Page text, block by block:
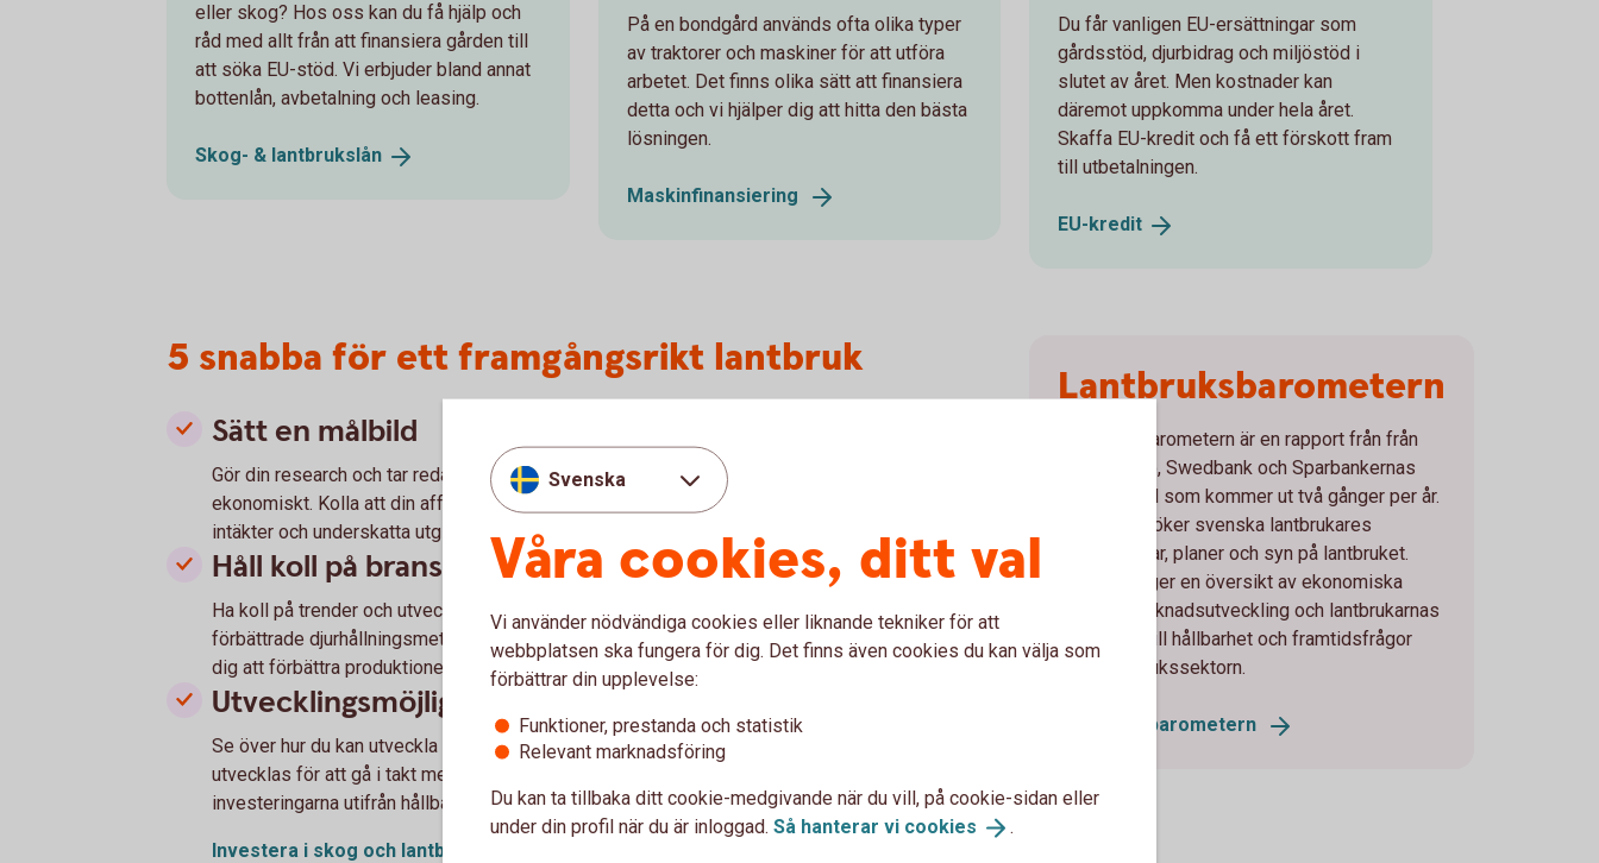
eller skog? Hos oss kan du få hjälp och
råd med allt från att finansiera gården till
att söka EU-stöd. Vi erbjuder bland annat
bottenlån, avbetalning och leasing.
Skog- & lantbrukslån
På en bondgård används ofta olika typer
av traktorer och maskiner för att utföra
arbetet. Det finns olika sätt att finansiera
detta och vi hjälper dig att hitta den bästa
lösningen.
Maskinfinansiering
Du får vanligen EU-ersättningar som
gårdsstöd, djurbidrag och miljöstöd i
slutet av året. Men kostnader kan
däremot uppkomma under hela året.
Skaffa EU-kredit och få ett förskott fram
till utbetalningen.
EU-kredit
5 snabba för ett framgångsrikt lantbruk
Sätt en målbild
Gör din research och tar reda på vad som krävs av dig, både tidsmässigt och
ekonomiskt. Kolla att din affärsidé är vettig - undvik glädjekalkyler, som att överskatta
intäkter och underskatta utgifter.
Håll koll på branschen
Ha koll på trender och utveckling inom jordbruksbranschen såsom nya odlingstekniker till
förbättrade djurhållningsmetoder. Rådgivning, branschdagar och studiebesök kan hjälpa
dig att förbättra produktionen och stärka din ställning på marknaden.
Utvecklingsmöjligheter
Se över hur du kan utveckla ditt företag. Fundera över hur företagets affärsmodell ska
utvecklas för att gå i takt med den gröna omställningen. En bra start är att värdera
investeringarna utifrån hållbarhetsperspektiv.
Investera i skog och lantbruk med hållbarhet i
Lantbruksbarometern
Lantbruksbarometern är en rapport från från
Ludvig & Co, Swedbank och Sparbankernas
Riksförbund som kommer ut två gånger per år.
Den undersöker svenska lantbrukares
förväntningar, planer och syn på lantbruket.
Rapporten ger en översikt av ekonomiska
trender, marknadsutveckling och lantbrukarnas
inställning till hållbarhet och framtidsfrågor
inom lantbrukssektorn.
Lantbruksbarometern
Svenska
Våra cookies, ditt val
Vi använder nödvändiga cookies eller liknande tekniker för att
webbplatsen ska fungera för dig. Det finns även cookies du kan välja som
förbättrar din upplevelse:
Funktioner, prestanda och statistik
Relevant marknadsföring
Du kan ta tillbaka ditt cookie-medgivande när du vill, på cookie-sidan eller
under din profil när du är inloggad. Så hanterar vi cookies .